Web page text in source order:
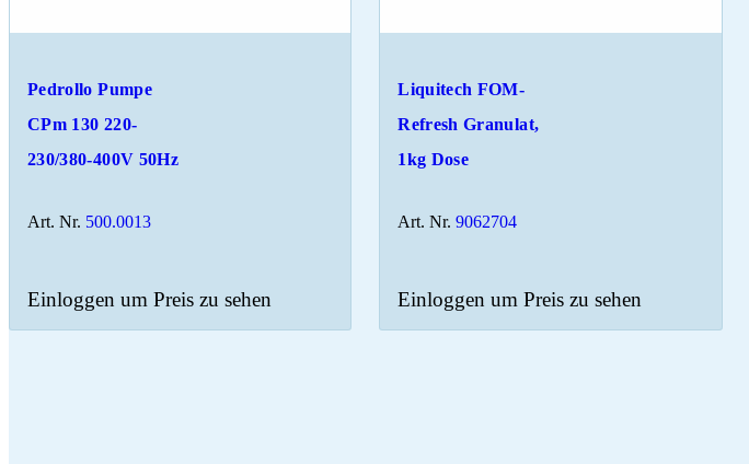
Pedrollo Pumpe
CPm 130 220-
230/380-400V 50Hz
Art. Nr. 500.0013
Einloggen um Preis zu sehen
Liquitech FOM-
Refresh Granulat,
1kg Dose
Art. Nr. 9062704
Einloggen um Preis zu sehen